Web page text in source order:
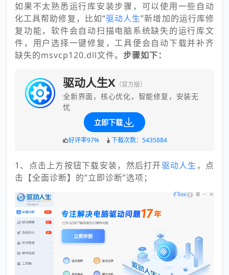
如果不太熟悉运行库安装步骤，可以使用一些自动
化工具帮助修复，比如“驱动人生”新增加的运行库修
复功能，软件会自动扫描电脑系统缺失的运行库文
件，用户选择一键修复，工具便会自动下载并补齐
缺失的msvcp120.dll文件。 步骤如下：
驱动人生X （官方版）
全新界面，核心优化，智能修复，安装无
忧
立即下载
好评率97% 下载次数：5435884
1、点击上方按钮下载安装，然后打开驱动人生 ，点
击【全面诊断】的“立即诊断”选项；